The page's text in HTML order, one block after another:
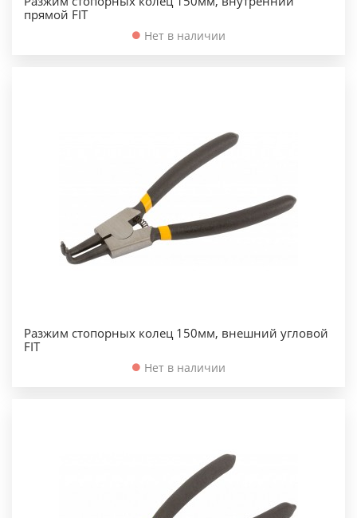
прямой FIT
Нет в наличии
Разжим стопорных колец 150мм, внешний угловой
FIT
Нет в наличии